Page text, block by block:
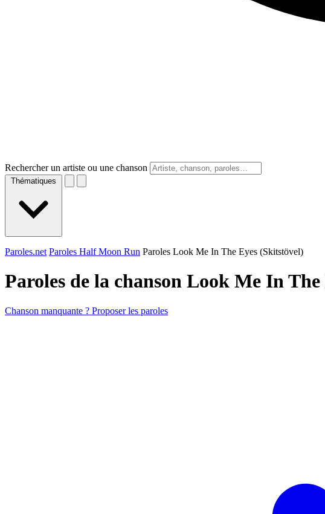
Rechercher un artiste ou une chanson
Thématiques
Paroles.net Paroles Half Moon Run Paroles Look Me In The Eyes (Skitstövel)
Paroles de la chanson Look Me In
Chanson manquante ? Proposer les paroles